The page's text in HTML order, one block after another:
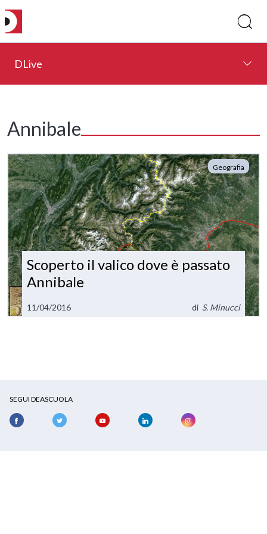
DLive
Annibale
Geografia
Scoperto il valico dove è passato
Annibale
11/04/2016 di S. Minucci
SEGUI DEASCUOLA